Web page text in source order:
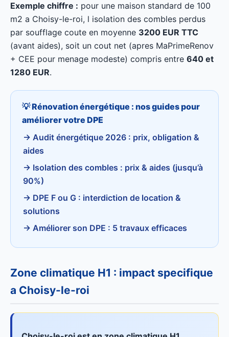
Exemple chiffre : pour une maison standard de 100
m2 a Choisy-le-roi, l isolation des combles perdus
par soufflage coute en moyenne 3200 EUR TTC
(avant aides), soit un cout net (apres MaPrimeRenov
+ CEE pour menage modeste) compris entre 640 et
1280 EUR.
💡 Rénovation énergétique : nos guides pour
améliorer votre DPE
→ Audit énergétique 2026 : prix, obligation &
aides
→ Isolation des combles : prix & aides (jusqu’à
90%)
→ DPE F ou G : interdiction de location &
solutions
→ Améliorer son DPE : 5 travaux efficaces
Zone climatique H1 : impact specifique
a Choisy-le-roi